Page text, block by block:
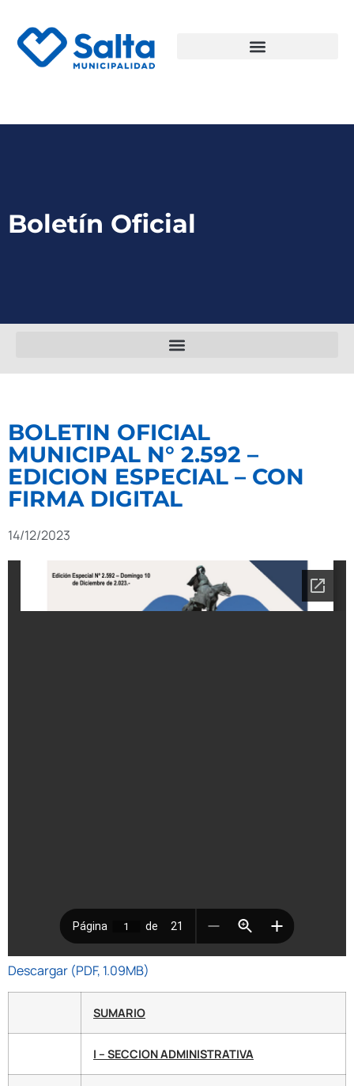
Boletín Oficial
BOLETIN OFICIAL
MUNICIPAL N° 2.592 –
EDICION ESPECIAL – CON
FIRMA DIGITAL
14/12/2023
Descargar (PDF, 1.09MB)
SUMARIO
I – SECCION ADMINISTRATIVA